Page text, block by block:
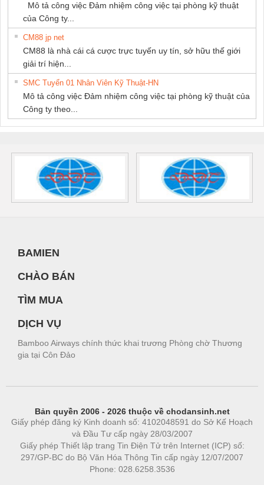
Mô tả công việc Đảm nhiệm công việc tại phòng kỹ thuật
của Công ty...
CM88 jp net
CM88 là nhà cái cá cược trực tuyến uy tín, sở hữu thế giới
giải trí hiện...
SMC Tuyển 01 Nhân Viên Kỹ Thuật-HN
Mô tả công việc Đảm nhiệm công việc tại phòng kỹ thuật của
Công ty theo...
BAMIEN
CHÀO BÁN
TÌM MUA
DỊCH VỤ
Bamboo Airways chính thức khai trương Phòng chờ Thương
gia tại Côn Đảo
Bản quyền 2006 - 2026 thuộc về chodansinh.net
Giấy phép đăng ký Kinh doanh số: 4102048591 do Sở Kế Hoạch
và Đầu Tư cấp ngày 28/03/2007
Giấy phép Thiết lập trang Tin Điện Tử trên Internet (ICP) số:
297/GP-BC do Bộ Văn Hóa Thông Tin cấp ngày 12/07/2007
Phone: 028.6258.3536